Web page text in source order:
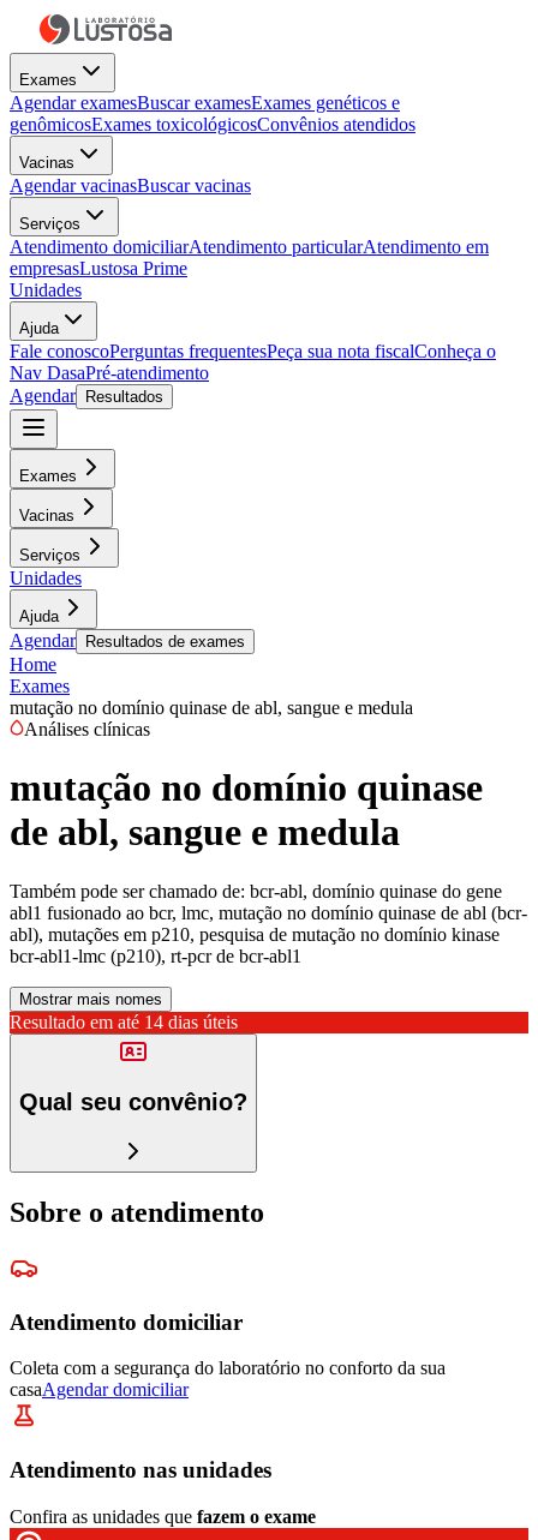
Exames
Agendar examesBuscar examesExames genéticos e
genômicosExames toxicológicosConvênios atendidos
Vacinas
Agendar vacinasBuscar vacinas
Serviços
Atendimento domiciliarAtendimento particularAtendimento em
empresasLustosa Prime
Unidades
Ajuda
Fale conoscoPerguntas frequentesPeça sua nota fiscalConheça o
Nav DasaPré-atendimento
Agendar
Resultados
Exames
Vacinas
Serviços
Unidades
Ajuda
Agendar Resultados de exames
Home
Exames
mutação no domínio quinase de abl, sangue e medula
Análises clínicas
mutação no domínio quinase
de abl, sangue e medula
Também pode ser chamado de: bcr-abl, domínio quinase do gene
abl1 fusionado ao bcr, lmc, mutação no domínio quinase de abl (bcr-
abl), mutações em p210, pesquisa de mutação no domínio kinase
bcr-abl1-lmc (p210), rt-pcr de bcr-abl1
Mostrar mais nomes
Resultado em até 14 dias úteis
Qual seu convênio?
Sobre o atendimento
Atendimento domiciliar
Coleta com a segurança do laboratório no conforto da sua
casaAgendar domiciliar
Atendimento nas unidades
Confira as unidades que fazem o exame